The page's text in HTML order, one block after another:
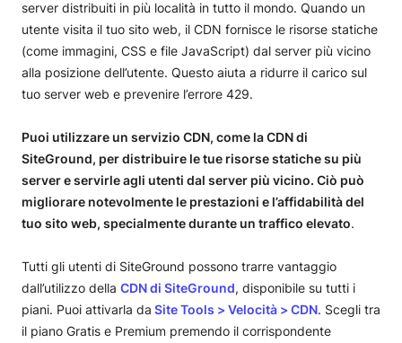
server distribuiti in più località in tutto il mondo. Quando un
utente visita il tuo sito web, il CDN fornisce le risorse statiche
(come immagini, CSS e file JavaScript) dal server più vicino
alla posizione dell’utente. Questo aiuta a ridurre il carico sul
tuo server web e prevenire l’errore 429.
Puoi utilizzare un servizio CDN, come la CDN di
SiteGround, per distribuire le tue risorse statiche su più
server e servirle agli utenti dal server più vicino. Ciò può
migliorare notevolmente le prestazioni e l’affidabilità del
tuo sito web, specialmente durante un traffico elevato.
Tutti gli utenti di SiteGround possono trarre vantaggio
dall’utilizzo della CDN di SiteGround, disponibile su tutti i
piani. Puoi attivarla da Site Tools > Velocità > CDN. Scegli tra
il piano Gratis e Premium premendo il corrispondente